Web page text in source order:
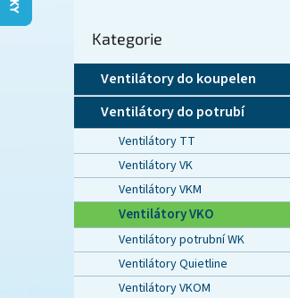
r
n
a
n
e
kategorie
Kategorie
Ventilátory do koupelen
Ventilátory do potrubí
Ventilátory TT
Ventilátory VK
Ventilátory VKM
Ventilátory VKO
Ventilátory potrubní WK
Ventilátory Quietline
Ventilátory VKOM